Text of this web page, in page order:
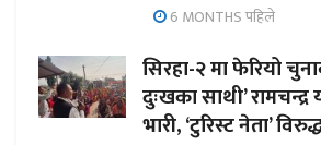
6 MONTHS पहिले
सिरहा-२ मा फेरियो
दुःखका साथी’
भारी, ‘टुरिस्ट नेता’